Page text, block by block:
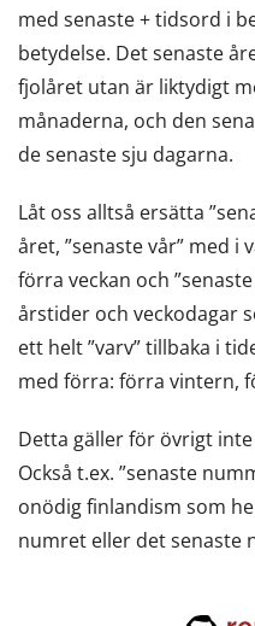
med senaste + tidsord i
betydelse. Det senaste
fjolåret utan är liktydigt
månaderna, och den
de senaste sju dagarna.
Låt oss alltså ersätta
året, ”senaste vår” med i
förra veckan och
årstider och veckodagar
ett helt ”varv” tillbaka i
med förra: förra vintern,
Detta gäller för övrigt
Också t.ex. ”senaste
onödig finlandism som
numret eller det senaste